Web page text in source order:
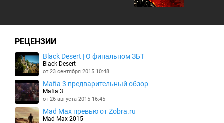
РЕЦЕНЗИИ
Black Desert | О финальном ЗБТ
Black Desert
от 23 сентября 2015 10:48
Mafia 3 предварительный обзор
Mafia 3
от 26 августа 2015 16:45
Mad Max превью от Zobra.ru
Mad Max 2015